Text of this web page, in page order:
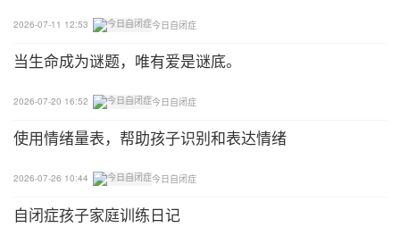
此处，王艳不断地用获得任务训练思思，而没有穿插
维持任务。思思很快丧失了继续从事这一困难任务的
动机，并开始从事破坏性的、自我伤害的行为。其结
B.好的例子
莎莎爱花，她的父亲王强决定教她一些她最喜爱的花
学习花名的动机。当他们在花园里散步时，王强指着
2026-07-11 12:53 今日自闭症
当生命成为谜题，唯有爱是谜底。
2026-07-20 16:52 今日自闭症
使用情绪量表，帮助孩子识别和表达情绪
2026-07-26 10:44 今日自闭症
自闭症孩子家庭训练日记